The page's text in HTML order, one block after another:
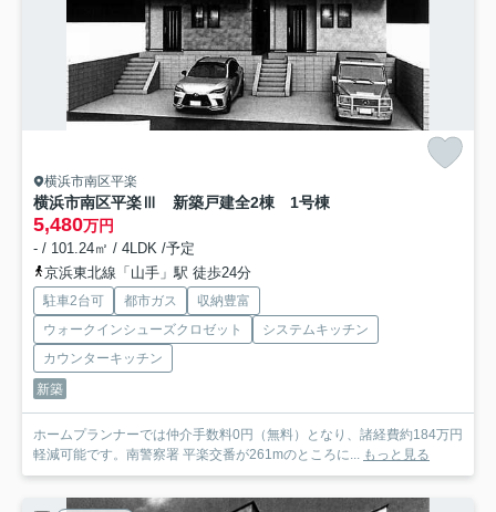
横浜市南区平楽
横浜市南区平楽Ⅲ 新築戸建全2棟 1号棟
5,480万円
- / 101.24㎡ / 4LDK /予定
京浜東北線「山手」駅 徒歩24分
駐車2台可 都市ガス
収納豊富
ウォークインシューズクロゼット
システムキッチン
カウンターキッチン
新築
ホームプランナーでは仲介手数料0円（無料）となり、諸経費約184万円
軽減可能です。南警察署 平楽交番が261mのところに... もっと見る